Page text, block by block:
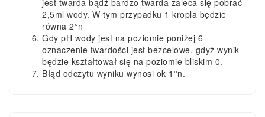
jest twarda bądź bardzo twarda zaleca się pobrać
2,5ml wody. W tym przypadku 1 kropla będzie
równa 2°n
Gdy pH wody jest na poziomie poniżej 6
oznaczenie twardości jest bezcelowe, gdyż wynik
będzie kształtował się na poziomie bliskim 0.
Błąd odczytu wyniku wynosi ok 1°n.